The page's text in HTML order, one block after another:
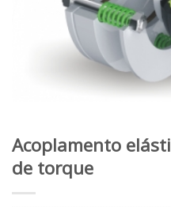
Acoplamento
de torque